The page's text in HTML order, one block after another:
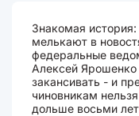
Знакомая
мелькают в
федеральные
Алексей Ярошенко
закансивать - и
чиновникам
дольше восьми